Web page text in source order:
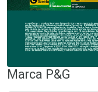
Marca P&G